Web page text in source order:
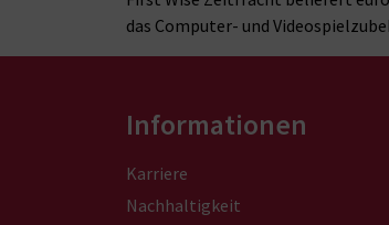
das Computer- und
Informationen
Karriere
Nachhaltigkeit